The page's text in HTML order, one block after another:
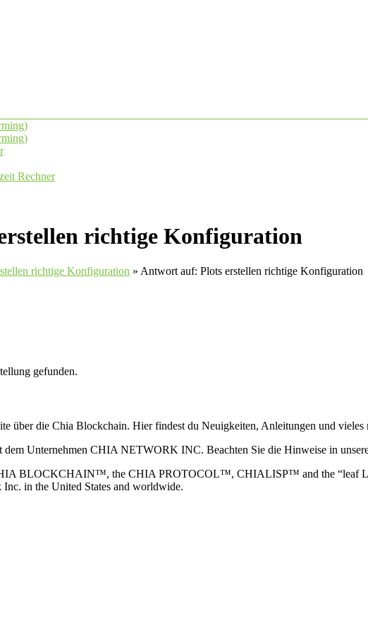
Rechner
richtige Konfiguration
richtige Konfiguration » Antwort auf: Plots erstellen richtige Konfiguration
gefunden.
über die Chia Blockchain. Hier findest du Neuigkeiten, Anleitungen und
dem Unternehmen CHIA NETWORK INC. Beachten Sie die Hinweise in
BLOCKCHAIN™, the CHIA PROTOCOL™, CHIALISP™ and the “leaf
in the United States and worldwide.